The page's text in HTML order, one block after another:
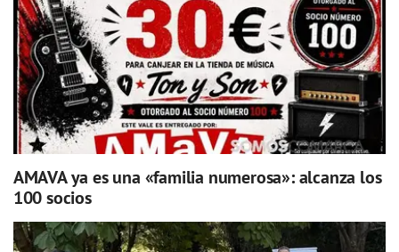
AMAVA ya es una «familia numerosa»: alcanza los
100 socios